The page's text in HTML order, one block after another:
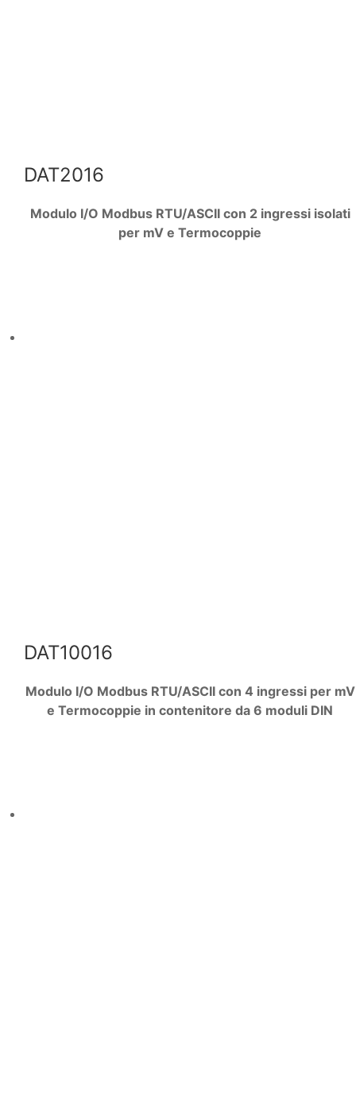
DAT2016
Modulo I/O Modbus RTU/ASCII con 2 ingressi isolati
per mV e Termocoppie
DAT10016
Modulo I/O Modbus RTU/ASCII con 4 ingressi per mV
e Termocoppie in contenitore da 6 moduli DIN